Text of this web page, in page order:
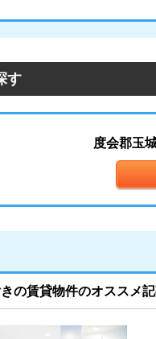
す
度会郡玉
の賃貸物件のオススメ